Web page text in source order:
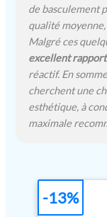
de basculement
qualité
Malgré ces
excellent
réactif. En
cherchent une
esthétique, à
maximale
-13%